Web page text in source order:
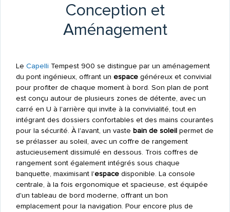
Conception et
Aménagement
Le Capelli Tempest 900 se distingue par un aménagement
du pont ingénieux, offrant un espacegénéreux et convivial
pour profiter de chaque moment à bord. Son plan de pont
est conçu autour de plusieurs zones de détente, avec un
carré en U à l'arrière qui invite à la convivialité, tout en
intégrant des dossiers confortables et des mains courantes
pour la sécurité. À l'avant, un vaste bain de soleilpermet de
se prélasser au soleil, avec un coffre de rangement
astucieusement dissimulé en dessous. Trois coffres de
rangement sont également intégrés sous chaque
banquette, maximisant l'espacedisponible. La console
centrale, à la fois ergonomique et spacieuse, est équipée
d'un tableau de bord moderne, offrant un bon
emplacement pour la navigation. Pour encore plus de